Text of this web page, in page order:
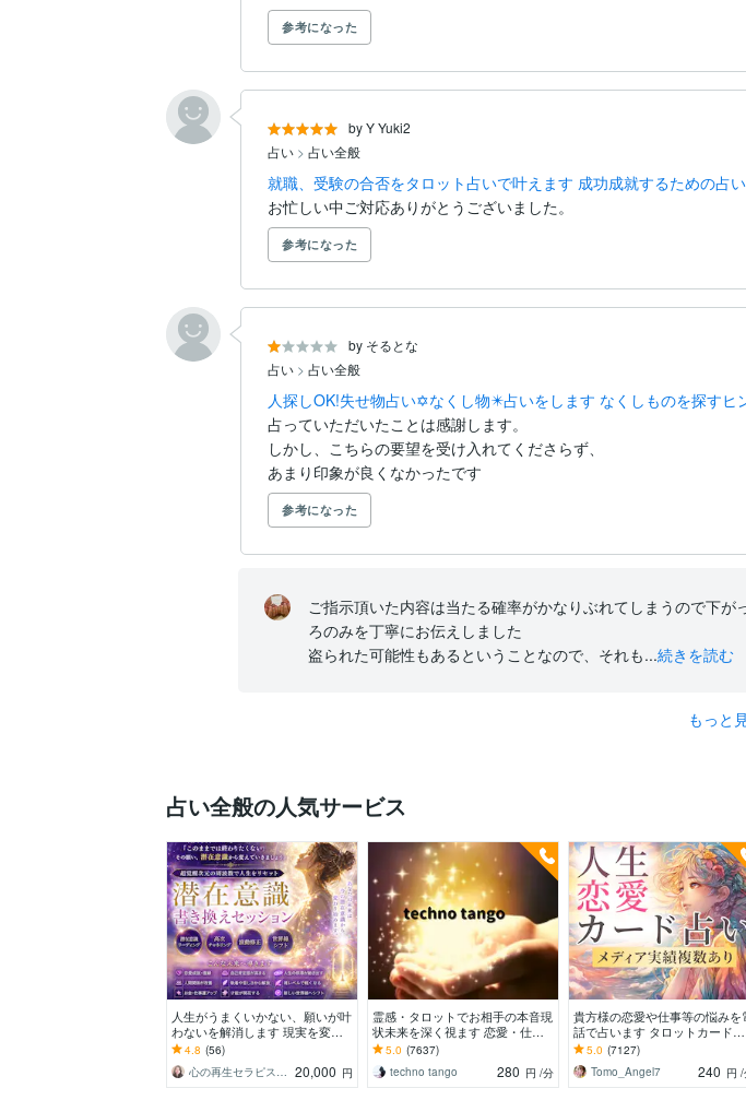
参考になった
by Y Yuki2
占い > 占い全般
就職、受験の合否をタロット占いで叶えます 成功成就するための占
お忙しい中ご対応ありがとうございました。
参考になった
by そるとな
占い > 占い全般
人探しOK!失せ物占い✡なくし物✴️占いをします なくしものを探すヒ
占っていただいたことは感謝します。
しかし、こちらの要望を受け入れてくださらず、
あまり印象が良くなかったです
参考になった
ご指示頂いた内容は当たる確率がかなりぶれてしまうので下
ろのみを丁寧にお伝えしました
盗られた可能性もあるということなので、それも...続きを読む
もっと
占い全般の人気サービス
人生がうまくいかない、願いが叶
わないを解消します 現実を変え
るために努力したのに、自力では
もう無理と感じている
4.8 (56)
心の再生セラピスト YASUKO 20,000 円
霊感・タロットでお相手の本音現
状未来を深く視ます 恋愛・仕
事・家族・人間関係の本質を見抜
きスピード解決へ
5.0 (7637)
techno tango
280 円 /分
貴方様の恋愛や仕事等の悩みを
話で占います タロットカード、
オラクルカード、ルノルマンカー
ドを使用します
5.0 (7127)
Tomo_Angel7
240 円 /